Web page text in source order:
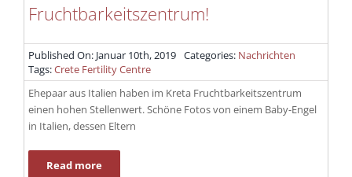
Fruchtbarkeitszentrum!
Published On: Januar 10th, 2019 Categories: Nachrichten
Tags:Crete Fertility Centre
Ehepaar aus Italien haben im Kreta Fruchtbarkeitszentrum
einen hohen Stellenwert. Schöne Fotos von einem Baby-Engel
in Italien, dessen Eltern
Read more